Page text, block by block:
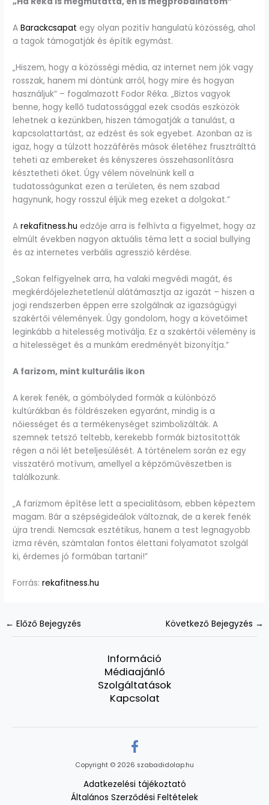
ABarackcsapat egy olyan pozitív hangulatú közösség, ahol
a tagok támogatják és építik egymást.
„Hiszem, hogy a közösségi média, az internet nem jók vagy
rosszak, hanem mi döntünk arról, hogy mire és hogyan
használjuk” – fogalmazott Fodor Réka. „Biztos vagyok
benne, hogy kellő tudatossággal ezek csodás eszközök
lehetnek a kezünkben, hiszen támogatják a tanulást, a
kapcsolattartást, az edzést és sok egyebet. Azonban az is
igaz, hogy a túlzott hozzáférés mások életéhez frusztrálttá
teheti az embereket és kényszeres összehasonlításra
késztetheti őket. Úgy vélem növelnünk kell a
tudatosságunkat ezen a területen, és nem szabad
hagynunk, hogy rosszul éljük meg ezeket a dolgokat.”
Arekafitness.hu edzője arra is felhívta a figyelmet, hogy az
elmúlt években nagyon aktuális téma lett a social bullying
és az internetes verbális agresszió kérdése.
„Sokan felfigyelnek arra, ha valaki megvédi magát, és
megkérdőjelezhetetlenül alátámasztja az igazát – hiszen a
jogi rendszerben éppen erre szolgálnak az igazságügyi
szakértői vélemények. Úgy gondolom, hogy a követőimet
leginkább a hitelesség motiválja. Ez a szakértői vélemény is
a hitelességet és a munkám eredményét bizonyítja.”
A farizom, mint kulturális ikon
A kerek fenék, a gömbölyded formák a különböző
kultúrákban és földrészeken egyaránt, mindig is a
nőiességet és a termékenységet szimbolizálták. A
szemnek tetsző teltebb, kerekebb formák biztosították
régen a női lét beteljesülését. A történelem során ez egy
visszatérő motívum, amellyel a képzőművészetben is
találkozunk.
„A farizmom építése lett a specialitásom, ebben képeztem
magam. Bár a szépségideálok változnak, de a kerek fenék
újra trendi. Nemcsak esztétikus, hanem a test legnagyobb
izma révén, számtalan fontos élettani folyamatot szolgál
ki, érdemes jó formában tartani!”
Forrás:rekafitness.hu
← Előző Bejegyzés Következő Bejegyzés →
Információ
Médiaajánló
Szolgáltatások
Kapcsolat
Copyright © 2026 szabadidolap.hu
Adatkezelési tájékoztató
Általános Szerződési Feltételek